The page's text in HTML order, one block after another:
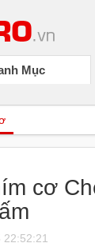
Mục
cơ